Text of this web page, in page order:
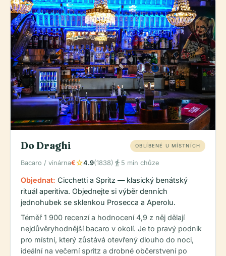
Do Draghi OBLÍBENÉ U MÍSTNÍCH
Bacaro / vinárna€star4.9(1838) directions_walk 5 min chůze
Objednat: Cicchetti a Spritz — klasický benátský
rituál aperitiva. Objednejte si výběr denních
jednohubek se sklenkou Prosecca a Aperolu.
Téměř 1 900 recenzí a hodnocení 4,9 z něj dělají
nejdůvěryhodnější bacaro v okolí. Je to pravý podnik
pro místní, který zůstává otevřený dlouho do noci,
ideální na večerní spritz a drobné občerstvení po